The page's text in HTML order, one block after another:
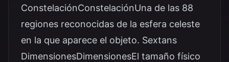
ConstelaciónConstelaciónUna de las 88
regiones reconocidas de la esfera celeste
en la que aparece el objeto. Sextans
DimensionesDimensionesEl tamaño físico